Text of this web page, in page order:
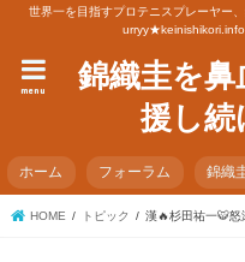
世界一を目指すプロテニスプレーヤー
urryy★keinishikori.info
錦織圭を
援し
menu
ホーム フォーラム 錦織
HOME トピック 漢🔥杉田祐一🐯怒